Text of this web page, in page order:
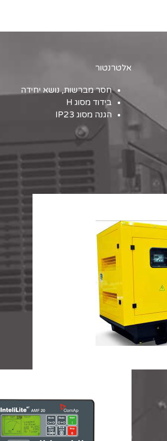
אלטרנטור
חסר מברשות, נושא יחידה
בידוד מסוג H
הגנה מסוג IP23